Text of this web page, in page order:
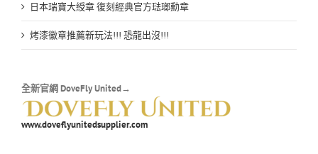
日本瑞寶大綬章 復刻經典官方琺瑯勳章
烤漆徽章推薦新玩法!!! 恐龍出沒!!!
全新官網 DoveFly United→
www.doveflyunitedsupplier.com